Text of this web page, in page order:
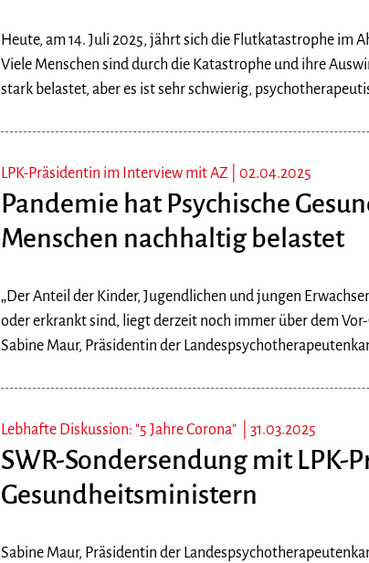
Heute, am 14. Juli 2025, jährt sich die Flutkatastrophe im
Viele Menschen sind durch die Katastrophe und ihre
stark belastet, aber es ist sehr schwierig,
LPK-Präsidentin im Interview mit AZ | 02.04.2025
Pandemie hat Psychische
Menschen nachhaltig belastet
„Der Anteil der Kinder, Jugendlichen und jungen
oder erkrankt sind, liegt derzeit noch immer über dem
Sabine Maur, Präsidentin der
Lebhafte Diskussion: "5 Jahre Corona" | 31.03.2025
SWR-Sondersendung mit LPK-
Gesundheitsministern
Sabine Maur, Präsidentin der